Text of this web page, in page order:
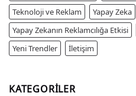
Teknoloji ve Reklam
Yapay Zeka
Yapay Zekanın Reklamcılığa Etkisi
Yeni Trendler
İletişim
KATEGORILER